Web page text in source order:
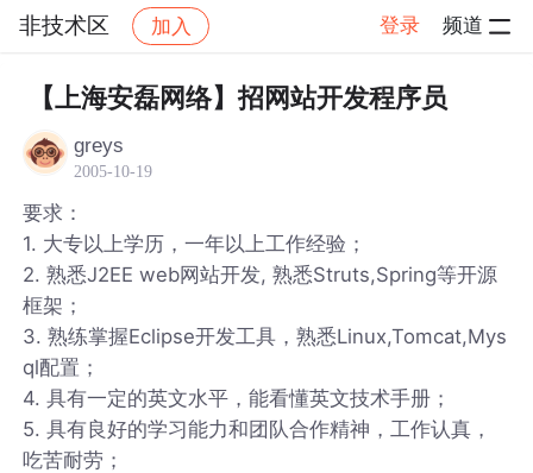
非技术区 加入 登录 频道
社区 非技术区 帖子详情
【上海安磊网络】招网站开发程序员
greys
2005-10-19
要求：
1. 大专以上学历，一年以上工作经验；
2. 熟悉J2EE web网站开发, 熟悉Struts,Spring等开源
框架；
3. 熟练掌握Eclipse开发工具，熟悉Linux,Tomcat,Mys
ql配置；
4. 具有一定的英文水平，能看懂英文技术手册；
5. 具有良好的学习能力和团队合作精神，工作认真，
吃苦耐劳；